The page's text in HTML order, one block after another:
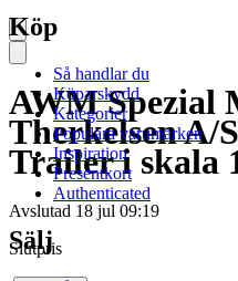
AWM Spezial
Therkelsen A/
Trailer i skala
Avslutad 18 jul 09:19
Slutpris
Köp
Så handlar du
Köparskydd
Kategorier
Populära varumärken
Inspiration
Presentkort
Authenticated
Sälj